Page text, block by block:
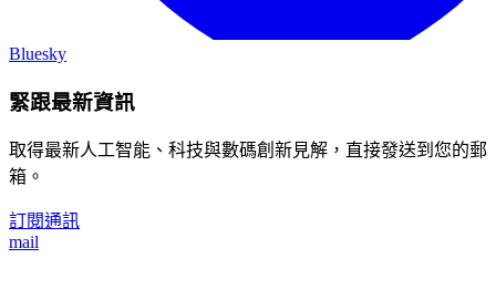
Bluesky
緊跟最新資訊
取得最新人工智能、科技與數碼創新見解，直接發送到您的郵
箱。
訂閱通訊
mail